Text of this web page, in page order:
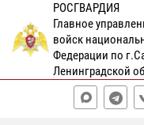
РОСГВАРДИЯ
Главное
войск
Федерации по
Ленинградской